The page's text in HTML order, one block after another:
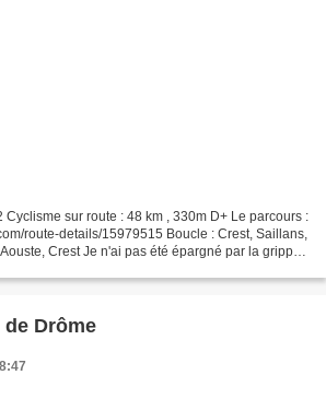
sur route : 48 km , 330m D+ Le parcours :
route-details/15979515 Boucle : Crest, Saillans,
Crest Je n'ai pas été épargné par la grippe,
Drôme